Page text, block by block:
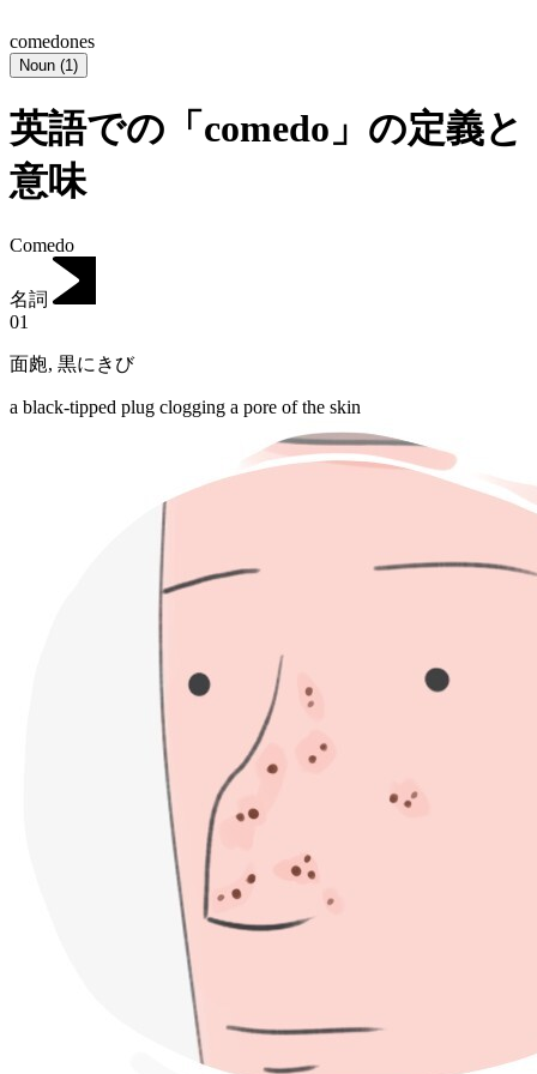
comedones
Noun (1)
英語での「comedo」の定義と
意味
Comedo
名詞
01
面皰, 黒にきび
a black-tipped plug clogging a pore of the skin